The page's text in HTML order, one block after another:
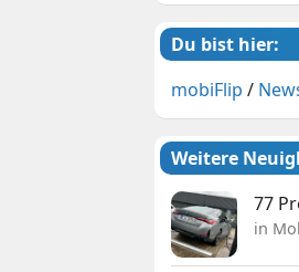
Du bist hier:
mobiFlip /
Weitere
77
in